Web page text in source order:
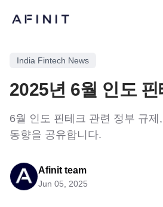
India Fintech News
2025년 6월 인도
6월 인도 핀테크 관련 정부 규제
동향을 공유합니다.
Afinit team
Jun 05, 2025